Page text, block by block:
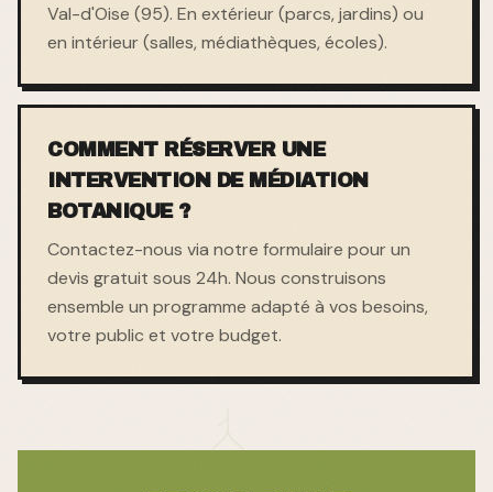
Val-d'Oise (95). En extérieur (parcs, jardins) ou
en intérieur (salles, médiathèques, écoles).
COMMENT RÉSERVER UNE
INTERVENTION DE MÉDIATION
BOTANIQUE ?
Contactez-nous via notre formulaire pour un
devis gratuit sous 24h. Nous construisons
ensemble un programme adapté à vos besoins,
votre public et votre budget.